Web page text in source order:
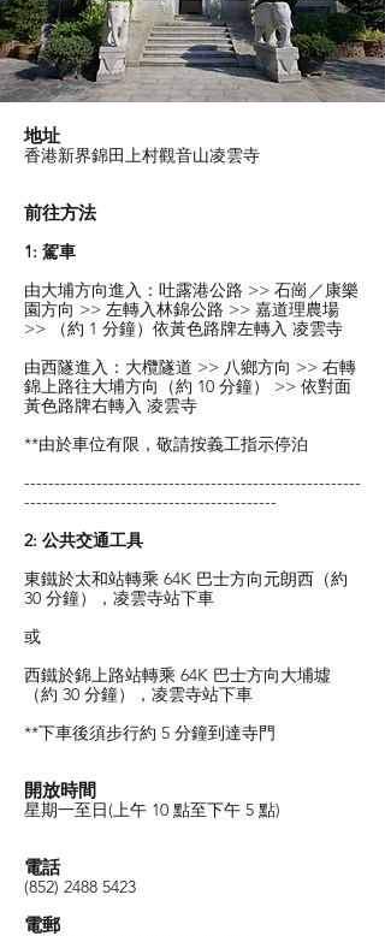
地址
香港新界錦田上村觀音山凌雲寺
前往方法
1: 駕車
由大埔方向進入：吐露港公路 >> 石崗／康樂
園方向 >> 左轉入林錦公路 >> 嘉道理農場
>> （約 1 分鐘）依黃色路牌左轉入 凌雲寺
由西隧進入：大欖隧道 >> 八鄉方向 >> 右轉
錦上路往大埔方向（約 10 分鐘） >> 依對面
黃色路牌右轉入 凌雲寺
**由於車位有限，敬請按義工指示停泊
--------------------------------------------------------
------------------------------------------
2: 公共交通工具
東鐵於太和站轉乘 64K 巴士方向元朗西（約
30 分鐘），凌雲寺站下車
或
西鐵於錦上路站轉乘 64K 巴士方向大埔墟
（約 30 分鐘），凌雲寺站下車
**下車後須步行約 5 分鐘到達寺門
開放時間
星期一至日(上午 10 點至下午 5 點)
電話
(852) 2488 5423
電郵